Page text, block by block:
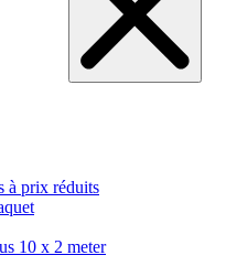
à prix réduits
10 x 2 meter